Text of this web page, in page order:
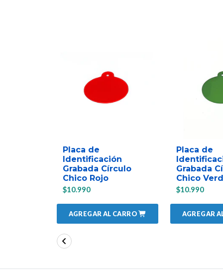
Placa de
Identificación
Grabada Círculo
Chico Rojo
$10.990
AGREGAR AL CARRO
Placa de
Grabada
Chico
$10.990
AGREGAR